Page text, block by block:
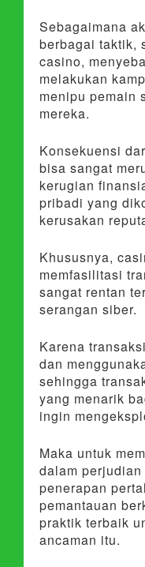
Sebagaimana
berbagai taktik,
casino,
melakukan
menipu pemain
mereka.
Konsekuensi
bisa sangat
kerugian
pribadi yang
kerusakan
Khususnya,
memfasilitasi
sangat rentan
serangan siber.
Karena
dan
sehingga
yang menarik
ingin
Maka untuk
dalam
penerapan
pemantauan
praktik terbaik
ancaman itu.